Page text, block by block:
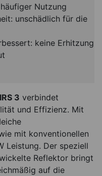
Nutzung
unschädlich für die
keine Erhitzung
3 verbindet
und Effizienz. Mit
mit konventionellen
Leistung. Der speziell
Reflektor bringt
auf die